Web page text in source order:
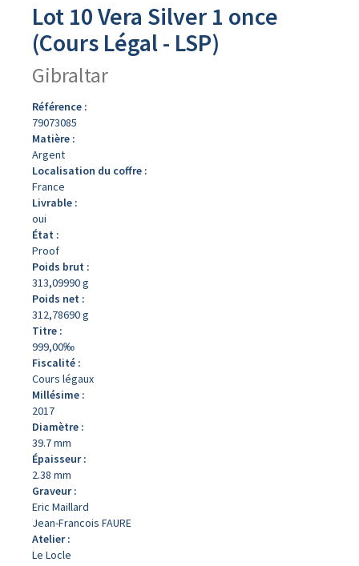
Lot 10 Vera Silver 1 once
(Cours Légal - LSP)
Gibraltar
Référence :
79073085
Matière :
Argent
Localisation du coffre :
France
Livrable :
oui
État :
Proof
Poids brut :
313,09990 g
Poids net :
312,78690 g
Titre :
999,00‰
Fiscalité :
Cours légaux
Millésime :
2017
Diamètre :
39.7 mm
Épaisseur :
2.38 mm
Graveur :
Eric Maillard
Jean-Francois FAURE
Atelier :
Le Locle